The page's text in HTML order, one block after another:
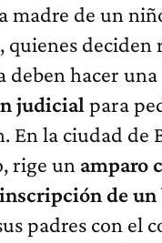
madre de un
quienes deciden
deben hacer una
judicial para
En la ciudad de
rige un amparo
inscripción de un
padres con el